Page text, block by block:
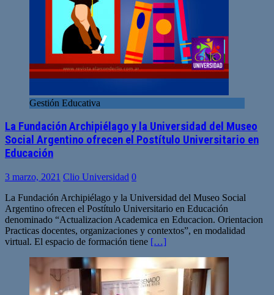
Gestión Educativa
La Fundación Archipiélago y la Universidad del Museo
Social Argentino ofrecen el Postítulo Universitario en
Educación
3 marzo, 2021 Clio Universidad 0
La Fundación Archipiélago y la Universidad del Museo Social
Argentino ofrecen el Postítulo Universitario en Educación
denominado “Actualizacion Academica en Educacion. Orientacion
Practicas docentes, organizaciones y contextos”, en modalidad
virtual. El espacio de formación tiene […]